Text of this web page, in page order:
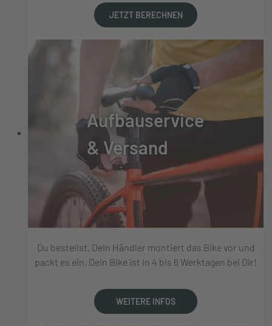
JETZT BERECHNEN
Aufbauservice
& Versand
Du bestellst, Dein Händler montiert das Bike vor und
packt es ein, Dein Bike ist in 4 bis 6 Werktagen bei Dir!
WEITERE INFOS